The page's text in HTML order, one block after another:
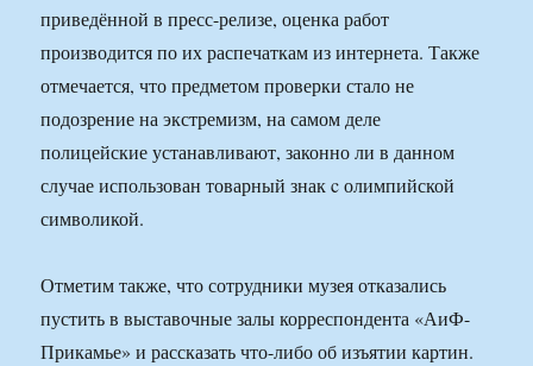
приведённой в пресс-релизе, оценка работ
производится по их распечаткам из интернета. Также
отмечается, что предметом проверки стало не
подозрение на экстремизм, на самом деле
полицейские устанавливают, законно ли в данном
случае использован товарный знак c олимпийской
символикой.
Отметим также, что сотрудники музея отказались
пустить в выставочные залы корреспондента «АиФ-
Прикамье» и рассказать что-либо об изъятии картин.